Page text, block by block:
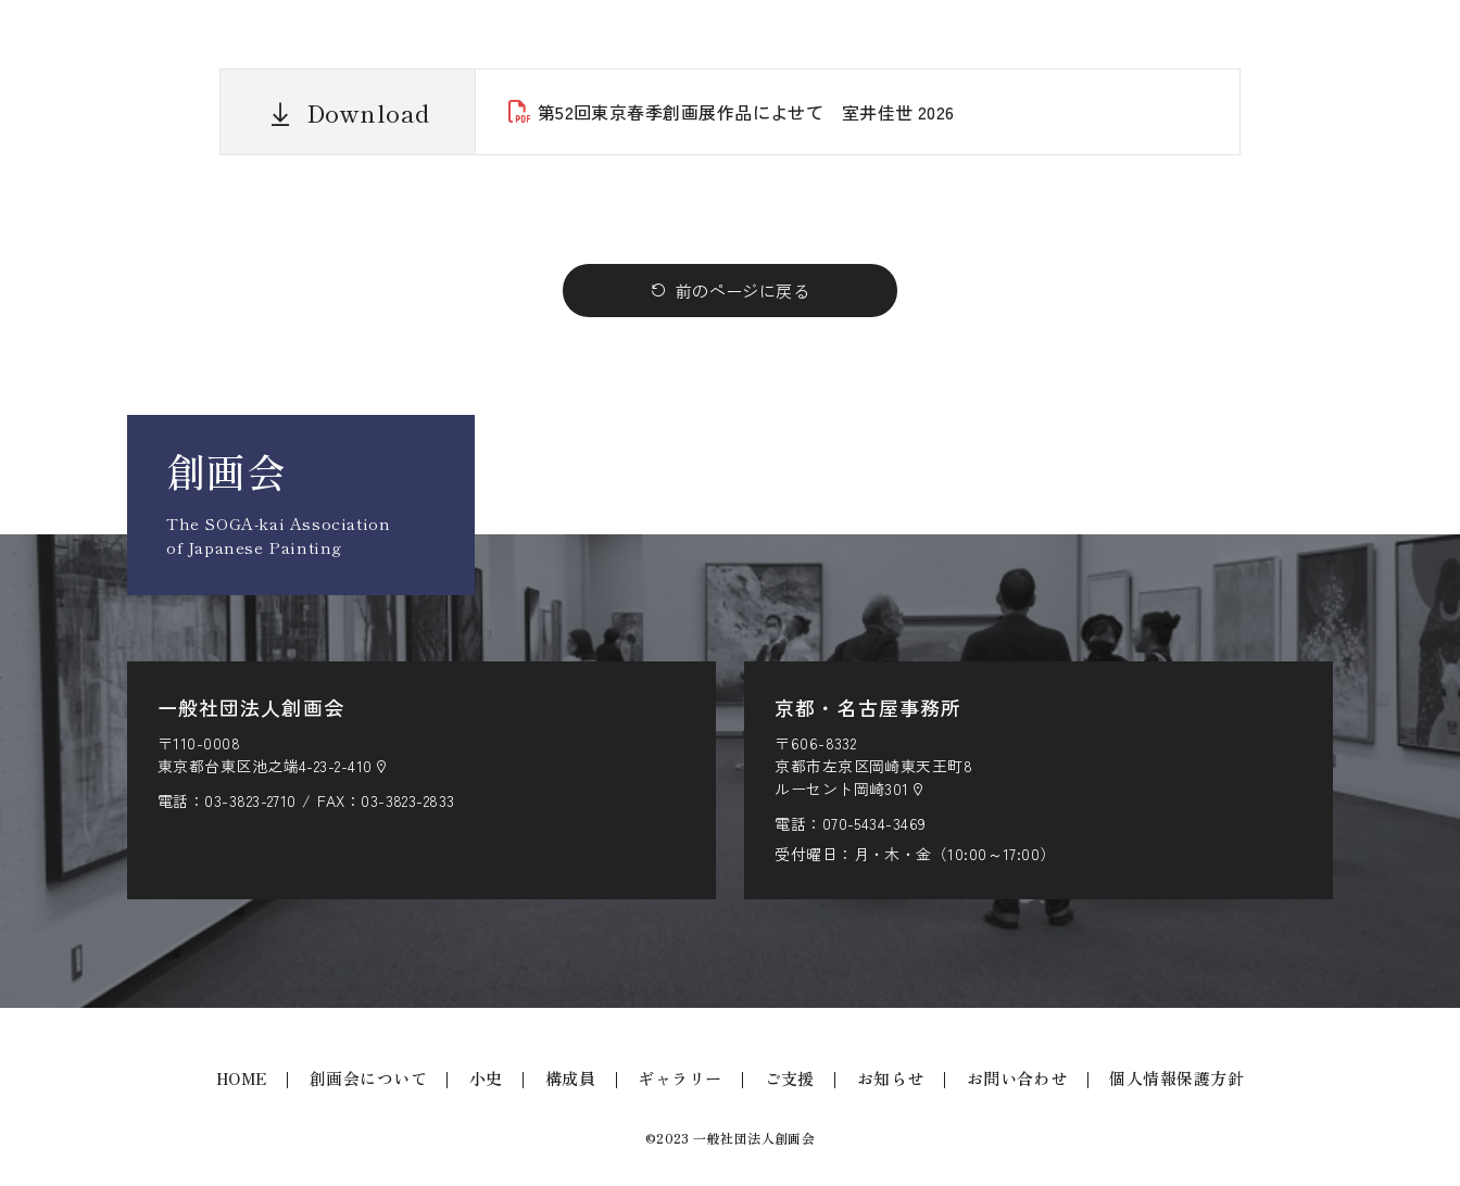
Download 第52回東京春季創画展作品によせて 室井佳世 2026
前のページに戻る
創画会
The SOGA-kai Association
of Japanese Painting
一般社団法人創画会
〒110-0008
東京都台東区池之端4-23-2-410
電話： 03-3823-2710 FAX：03-3823-2833
京都・名古屋事務所
〒606-8332
京都市左京区岡崎東天王町8
ルーセント岡崎301
電話： 070-5434-3469
受付曜日：月・木・金（10:00～17:00）
HOME 創画会について 小史 構成員 ギャラリー ご支援 お知らせ お問い合わせ 個人情報保護方針
©2023 一般社団法人創画会